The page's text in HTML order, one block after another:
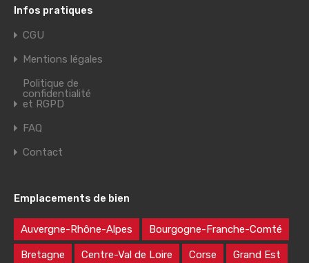
Infos pratiques
CGU
Mentions légales
Politique de
confidentialité
et RGPD
FAQ
Contact
Emplacements de bien
Auvergne-Rhône-Alpes Bourgogne-Franche-Comté
Bretagne Centre-Val de Loire Corse Grand Est